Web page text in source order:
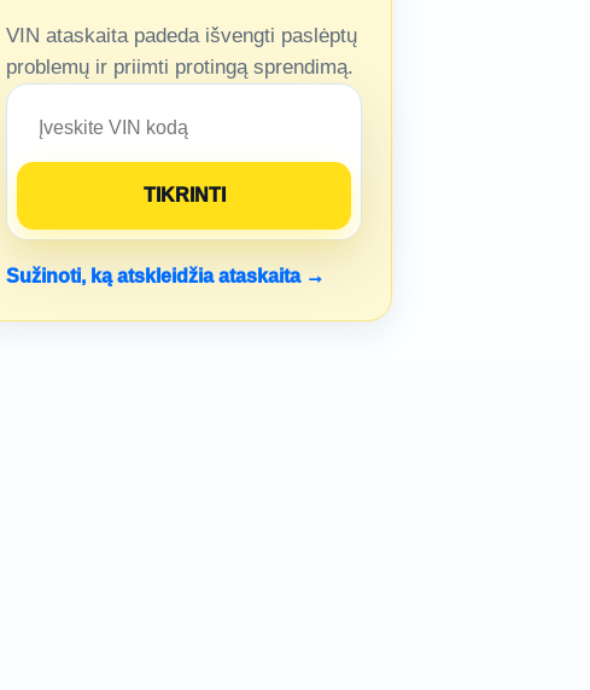
VIN ataskaita padeda išvengti paslėptų
problemų ir priimti protingą sprendimą.
Sužinoti, ką atskleidžia ataskaita →